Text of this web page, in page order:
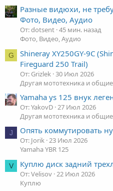
Разные видюхи, не
Фото, Видео, Аудио
От: dotsent 45 мин. назад
Фото, Видео, Аудио
G
Shineray XY250GY-9C
Fireguard 250 Trail)
От: Grizlek 30 Июл 2026
Другая мототехника и
Yamaha ys 125 внук
От: YakovD 27 Июл 2026
Другая мототехника и
J Опять коммутировать
От: Jorik 23 Июл 2026
Yamaha YBR 125
V Куплю диск задний
От: Velisov 22 Июл 2026
Куплю